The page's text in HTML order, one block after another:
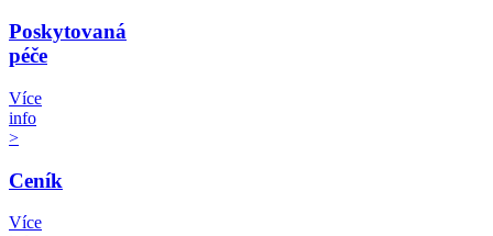
Poskytovaná
péče
Více
info
>
Ceník
Více